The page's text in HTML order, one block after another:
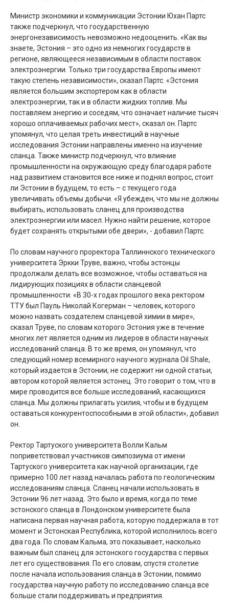
Министр экономики и коммуникации Эстонии Юхан Партс
также подчеркнул, что государственную
энергонезависимость невозможно недооценить. «Как вы
знаете, Эстония – это одно из немногих государств в
регионе, являющееся независимым в области поставок
электроэнергии. Только три государства Европы имеют
такую степень независимости», сказал Партс. «Эстония
является большим экспортером как в области
электроэнергии, так и в области жидких топлив. Мы
поставляем энергию и соседям, что означает наличие тысяч
хорошо оплачиваемых рабочих мест», сказал он. Партс
упомянул, что целая треть инвестиций в научные
исследования Эстонии направлены именно на изучение
сланца. Также министр подчеркнул, что влияние
промышленности на окружающую среду благодаря работе
над развитием становится все ниже и поднял вопрос, стоит
ли Эстонии в будущем, то есть – с текущего года
увеличивать объемы добычи. «Я убежден, что мы не должны
выбирать, использовать сланец для производства
электроэнергии или масел. Нужно найти решение, которое
будет сохранять открытыми обе двери», - добавил Партс.
По словам научного проректора Таллиннского технического
университета Эркки Труве, важно, чтобы эстонцы
продолжали делать все возможное, чтобы оставаться на
лидирующих позициях в области сланцевой
промышленности. «В 30-х годах прошлого века ректором
ТТУ был Пауль Николай Когерман – человек, которого
можно назвать создателем сланцевой химии в мире»,
сказал Труве, по словам которого Эстония уже в течение
многих лет является одним из лидеров в области научных
исследований сланца. В то же время, он упомянул, что
следующий номер всемирного научного журнала Oil Shale,
который издается в Эстонии, не содержит ни одной статьи,
автором которой является эстонец. Это говорит о том, что в
мире проводится все больше исследований, касающихся
сланца. Мы должны прилагать усилия, чтобы и в будущем
оставаться конкурентоспособными в этой области», добавил
он.
Ректор Тартуского университета Волли Кальм
поприветствовал участников симпозиума от имени
Тартуского университета как научной организации, где
примерно 100 лет назад началась работа по геологическим
исследованиям сланца. Сланец начали использовать в
Эстонии 96 лет назад. Это было и время, когда по теме
эстонского сланца в Лондонском университете была
написана первая научная работа, которую поддержала в тот
момент и Эстонская Республика, которой исполнилось всего
два года. По словам Кальма, это показывает, насколько
важным был сланец для эстонского государства с первых
лет его существования. По его словам, спустя столетие
после начала использования сланца в Эстонии, помимо
государства научную работу по исследованию сланца все
больше стали поддерживать и предприятия.